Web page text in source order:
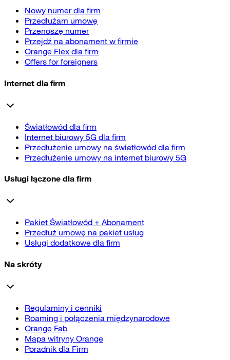
Nowy numer dla firm
Przedłużam umowę
Przenoszę numer
Przejdź na abonament w firmie
Orange Flex dla firm
Offers for foreigners
Internet dla firm
Światłowód dla firm
Internet biurowy 5G dla firm
Przedłużenie umowy na światłowód dla firm
Przedłużenie umowy na internet biurowy 5G
Usługi łączone dla firm
Pakiet Światłowód + Abonament
Przedłuż umowę na pakiet usług
Usługi dodatkowe dla firm
Na skróty
Regulaminy i cenniki
Roaming i połączenia międzynarodowe
Orange Fab
Mapa witryny Orange
Poradnik dla Firm